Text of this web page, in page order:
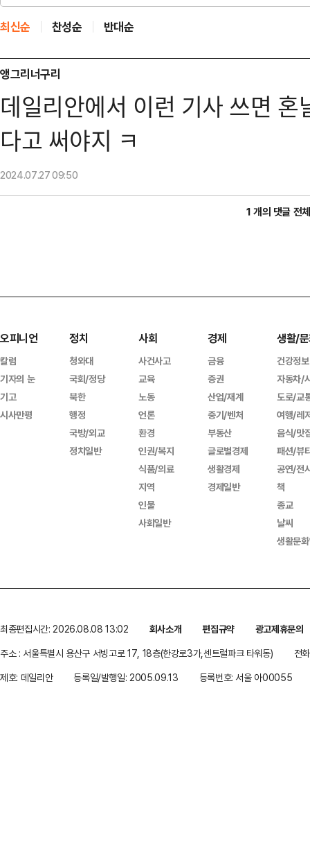
최신순 찬성순 반대순
앵그리너구리
데일리안에서 이런 기사 쓰면
다고 써야지 ㅋ
2024.07.2709:50
1 개의 댓글 전
오피니언
칼럼
기자의 눈
기고
시사만평
정치
청와대
국회/정당
북한
행정
국방/외교
정치일반
사회
사건사고
교육
노동
언론
환경
인권/복지
식품/의료
지역
인물
사회일반
경제
금융
증권
산업/재계
중기/벤처
부동산
글로벌경제
생활경제
경제일반
생활/
건강정보
자동차/
도로/교
여행/레
음식/맛
패션/뷰
공연/전
책
종교
날씨
생활문
최종편집시간: 2026.08.08 13:02 회사소개 편집규약
광고제휴문의
주소 : 서울특별시 용산구 서빙고로 17, 18층(한강로3가,센트럴파크 타워동)
전
제호: 데일리안
등록일/발행일: 2005.09.13 등록번호: 서울 아00055